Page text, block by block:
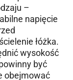
–
napięcie
łóżka.
wysokość
być
obejmować